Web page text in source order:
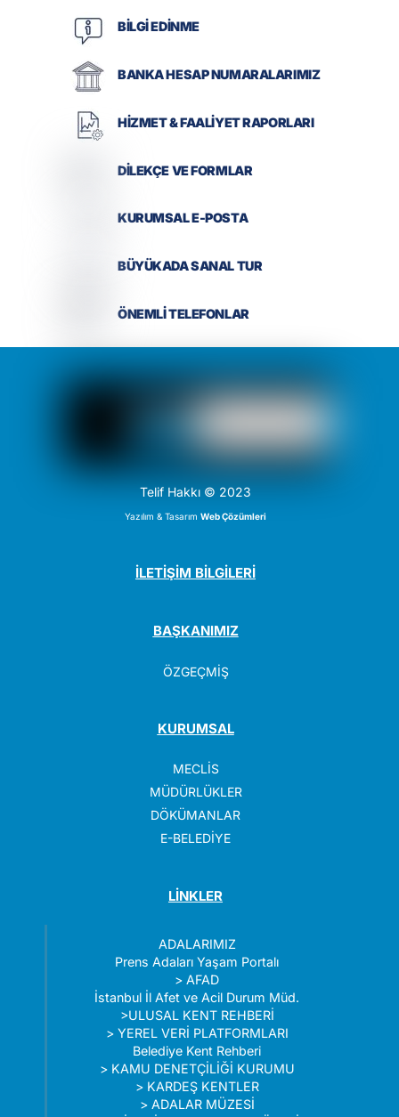
BİLGİ EDİNME
BANKA HESAP NUMARALARIMIZ
HİZMET & FAALİYET RAPORLARI
DİLEKÇE VE FORMLAR
KURUMSAL E-POSTA
BÜYÜKADA SANAL TUR
ÖNEMLİ TELEFONLAR
Telif Hakkı © 2023
Yazılım & TasarımWeb Çözümleri
İLETİŞİM BİLGİLERİ
BAŞKANIMIZ
ÖZGEÇMİŞ
KURUMSAL
MECLİS
MÜDÜRLÜKLER
DÖKÜMANLAR
E-BELEDİYE
LİNKLER
ADALARIMIZ
Prens Adaları Yaşam Portalı
>AFAD
İstanbul İl Afet ve Acil Durum Müd.
>ULUSAL KENT REHBERİ
> YEREL VERİ PLATFORMLARI
Belediye Kent Rehberi
> KAMU DENETÇİLİĞİ KURUMU
> KARDEŞ KENTLER
> ADALAR MÜZESİ